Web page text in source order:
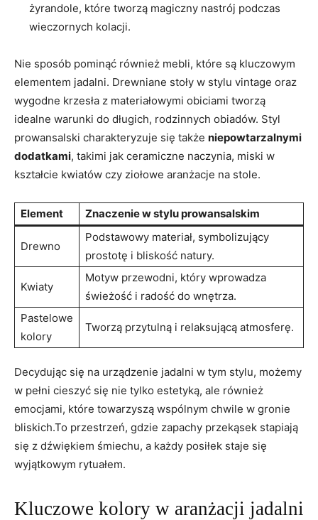
żyrandole, które⁤ tworzą magiczny nastrój podczas
wieczornych kolacji.
Nie sposób ‌pominąć ⁤również mebli, które są kluczowym
elementem jadalni. Drewniane ⁢stoły w⁢ stylu vintage oraz
⁢wygodne krzesła z materiałowymi ⁢obiciami tworzą
idealne‌ warunki do długich, rodzinnych⁤ obiadów. Styl
prowansalski ⁣charakteryzuje się także niepowtarzalnymi ​
dodatkami, takimi jak⁣ ceramiczne⁤ naczynia, miski w
⁣kształcie‍ kwiatów czy ziołowe aranżacje ⁢na ⁣stole.
Element Znaczenie w stylu ⁣prowansalskim
Drewno
Podstawowy materiał,​ symbolizujący
prostotę‍ i bliskość natury.
Kwiaty
Motyw przewodni, który wprowadza
świeżość i ​radość do wnętrza.
Pastelowe
kolory
Tworzą przytulną⁣ i relaksującą atmosferę.
Decydując się na urządzenie jadalni​ w tym⁢ stylu, możemy
‍w pełni cieszyć się ⁤nie tylko estetyką,⁢ ale również
emocjami, które towarzyszą wspólnym chwile w gronie
bliskich.To przestrzeń, gdzie zapachy przekąsek‍ stapiają
się z dźwiękiem śmiechu, ‌a każdy posiłek staje się
wyjątkowym rytuałem.
Kluczowe ‍kolory w ⁤aranżacji jadalni